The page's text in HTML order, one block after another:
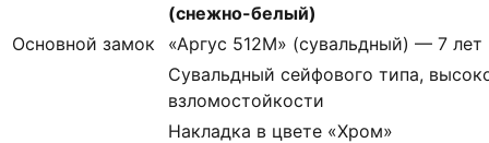
(снежно-белый)
Основной замок
«Аргус 512М» (сувальдный) — 7 лет
Сувальдный сейфового типа,
взломостойкости
Накладка в цвете «Хром»